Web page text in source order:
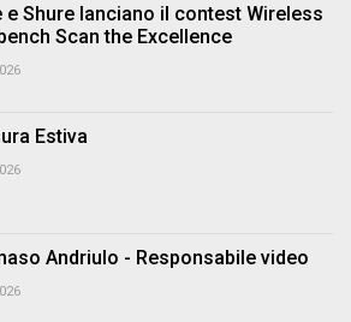
e Shure lanciano il contest Wireless
Scan the Excellence
Estiva
Andriulo - Responsabile video